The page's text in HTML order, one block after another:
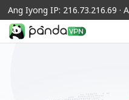
Ang Iyong IP: 216.73.216.69 ·